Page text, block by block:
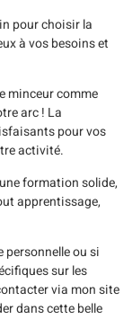
pour choisir la
à vos besoins et
minceur comme
arc ! La
pour vos
activité.
formation solide,
apprentissage,
personnelle ou si
sur les
via mon site
dans cette belle